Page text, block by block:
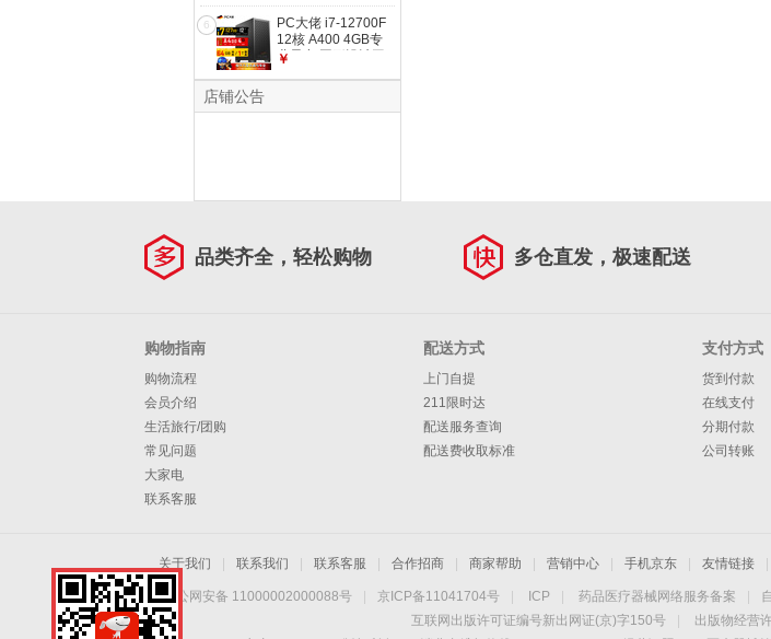
6
PC大佬 i7-12700F
12核 A400 4GB专
业显卡 图形设计工
￥
店铺公告
品类齐全，轻松购物 多仓直发，极速配送
购物指南
购物流程
会员介绍
生活旅行/团购
常见问题
大家电
联系客服
配送方式
上门自提
211限时达
配送服务查询
配送费收取标准
支付方式
货到付款
在线支付
分期付款
公司转账
关于我们 联系我们 联系客服 合作招商 商家帮助 营销中心 手机京东 友情链接
京公网安备 11000002000088号 京ICP备11041704号 ICP 药品医疗器械网络服务备案
互联网出版许可证编号新出网证(京)字150号
出版物经营